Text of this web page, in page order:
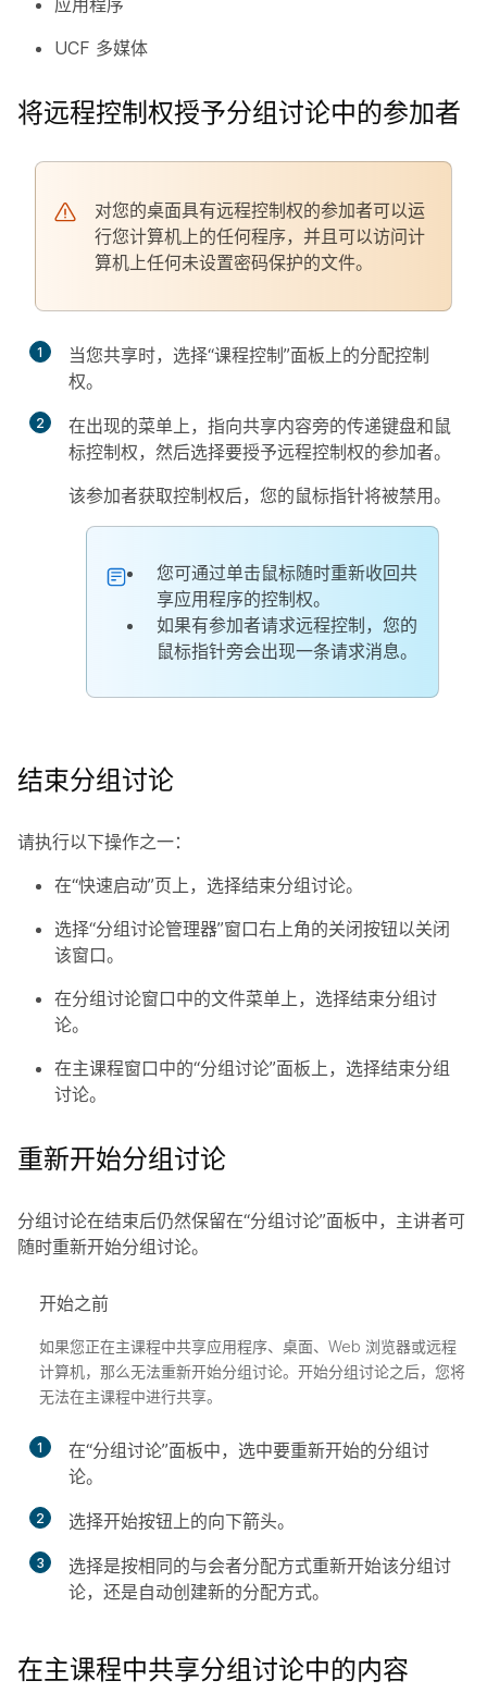
应用程序
UCF 多媒体
将远程控制权授予分组讨论中的参加者
对您的桌面具有远程控制权的参加者可以运
行您计算机上的任何程序，并且可以访问计
算机上任何未设置密码保护的文件。
1 当您共享时，选择“课程控制”面板上的分配控制
权。
2 在出现的菜单上，指向共享内容旁的传递键盘和鼠
标控制权，然后选择要授予远程控制权的参加者。
该参加者获取控制权后，您的鼠标指针将被禁用。
您可通过单击鼠标随时重新收回共
享应用程序的控制权。
如果有参加者请求远程控制，您的
鼠标指针旁会出现一条请求消息。
结束分组讨论
请执行以下操作之一：
在“快速启动”页上，选择结束分组讨论。
选择“分组讨论管理器”窗口右上角的关闭按钮以关闭
该窗口。
在分组讨论窗口中的文件菜单上，选择结束分组讨
论。
在主课程窗口中的“分组讨论”面板上，选择结束分组
讨论。
重新开始分组讨论
分组讨论在结束后仍然保留在“分组讨论”面板中，主讲者可
随时重新开始分组讨论。
开始之前
如果您正在主课程中共享应用程序、桌面、Web 浏览器或远程
计算机，那么无法重新开始分组讨论。开始分组讨论之后，您将
无法在主课程中进行共享。
1
在“分组讨论”面板中，选中要重新开始的分组讨
论。
2 选择开始按钮上的向下箭头。
3
选择是按相同的与会者分配方式重新开始该分组讨
论，还是自动创建新的分配方式。
在主课程中共享分组讨论中的内容